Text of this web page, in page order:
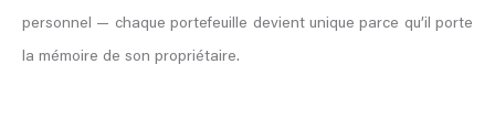
personnel — chaque portefeuille devient unique parce qu’il porte
la mémoire de son propriétaire.